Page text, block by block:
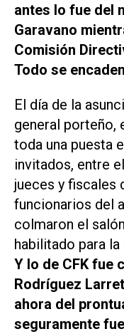
antes lo fue del
Garavano
Comisión
Todo se
El día de la
general porteño,
toda una puesta
invitados, entre
jueces y fiscales
funcionarios del
colmaron el
habilitado para
Y lo de CFK fue
Rodríguez
ahora del
seguramente